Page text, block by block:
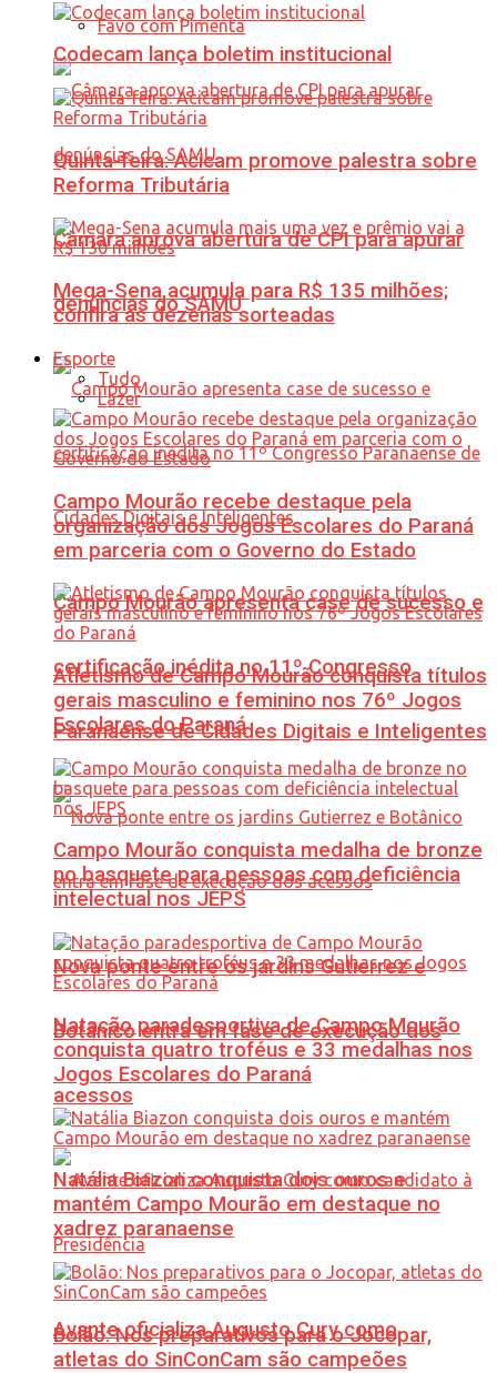
Favo com Pimenta
Câmara aprova abertura de CPI para apurar
denúncias do SAMU
Campo Mourão apresenta case de sucesso e
certificação inédita no 11º Congresso
Paranaense de Cidades Digitais e Inteligentes
Nova ponte entre os jardins Gutierrez e
Botânico entra em fase de execução dos
acessos
Avante oficializa Augusto Cury como
Codecam lança boletim institucional
Quinta-feira: Acicam promove palestra sobre
Reforma Tributária
Mega-Sena acumula para R$ 135 milhões;
confira as dezenas sorteadas
Esporte
Tudo
Lazer
Campo Mourão recebe destaque pela
organização dos Jogos Escolares do Paraná
em parceria com o Governo do Estado
Atletismo de Campo Mourão conquista títulos
gerais masculino e feminino nos 76º Jogos
Escolares do Paraná
Campo Mourão conquista medalha de bronze
no basquete para pessoas com deficiência
intelectual nos JEPS
Natação paradesportiva de Campo Mourão
conquista quatro troféus e 33 medalhas nos
Jogos Escolares do Paraná
Natália Biazon conquista dois ouros e
mantém Campo Mourão em destaque no
xadrez paranaense
Bolão: Nos preparativos para o Jocopar,
atletas do SinConCam são campeões